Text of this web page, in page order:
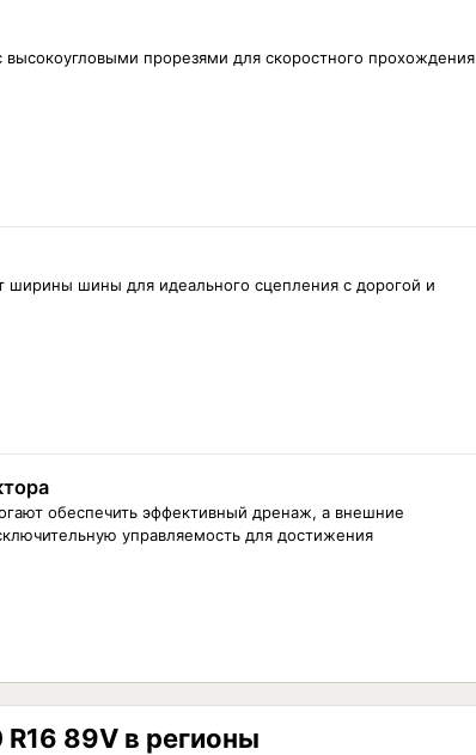
прорезями для скоростного прохождения
ширины шины для идеального сцепления с дорогой и
обеспечить эффективный дренаж, а внешние
управляемость для достижения
89V в регионы